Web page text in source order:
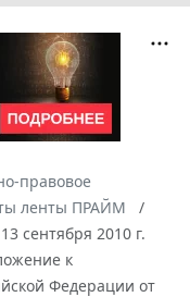
правовое
ленты ПРАЙМ
сентября 2010 г.
к
Федерации от